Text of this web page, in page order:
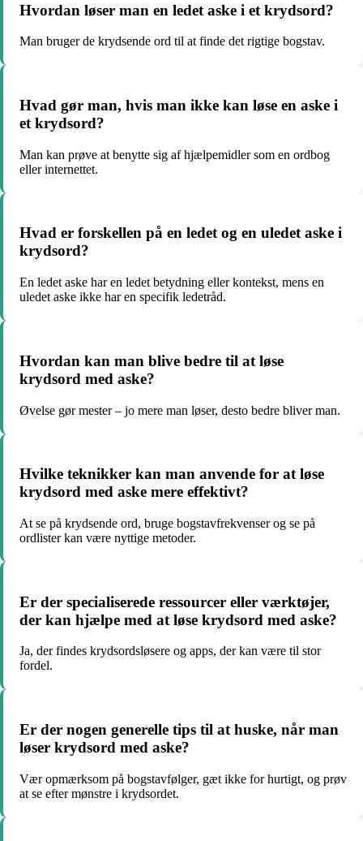
Hvordan løser man en ledet aske i et krydsord?
Man bruger de krydsende ord til at finde det rigtige bogstav.
Hvad gør man, hvis man ikke kan løse en aske i
et krydsord?
Man kan prøve at benytte sig af hjælpemidler som en ordbog
eller internettet.
Hvad er forskellen på en ledet og en uledet aske i
krydsord?
En ledet aske har en ledet betydning eller kontekst, mens en
uledet aske ikke har en specifik ledetråd.
Hvordan kan man blive bedre til at løse
krydsord med aske?
Øvelse gør mester – jo mere man løser, desto bedre bliver man.
Hvilke teknikker kan man anvende for at løse
krydsord med aske mere effektivt?
At se på krydsende ord, bruge bogstavfrekvenser og se på
ordlister kan være nyttige metoder.
Er der specialiserede ressourcer eller værktøjer,
der kan hjælpe med at løse krydsord med aske?
Ja, der findes krydsordsløsere og apps, der kan være til stor
fordel.
Er der nogen generelle tips til at huske, når man
løser krydsord med aske?
Vær opmærksom på bogstavfølger, gæt ikke for hurtigt, og prøv
at se efter mønstre i krydsordet.